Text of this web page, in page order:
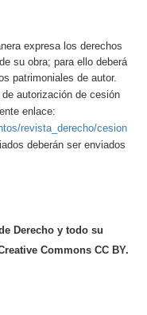
expresa los derechos
su obra; para ello deberá
patrimoniales de autor.
autorización de cesión
enlace:
revista_derecho/cesion
deberán ser enviados
Derecho y todo su
Commons CC BY.